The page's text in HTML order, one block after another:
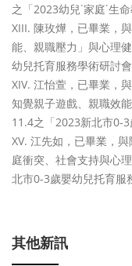
之「2023幼兒˙家庭˙生
陳玫燁，已畢業，
能、親職壓力」與心理
幼兒托育服務學術研討會
江怡萱，已畢業，
知覺親子遊戲、親職效
11.4之「2023新北市0-3
江先如，已畢業，
庭衝突、社會支持與心
北市0-3歲嬰幼兒托育服
其他新訊